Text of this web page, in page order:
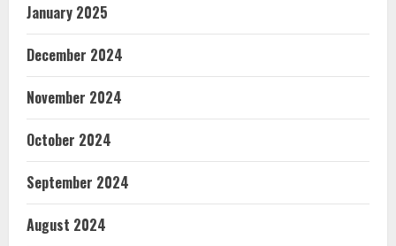
January 2025
December 2024
November 2024
October 2024
September 2024
August 2024